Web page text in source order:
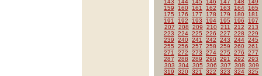
143
144 145 146 147 148
149
159
160 161 162 163 164
165
175
176 177 178 179 180
181
191
192 193 194 195 196
197
207
208 209 210 211 212
213
223
224 225 226 227 228
229
239
240 241 242 243 244 245
255
256 257 258 259 260 261
271
272 273 274 275 276
277
287
288 289 290 291 292
293
303
304 305 306 307 308
309
319
320 321 322 323 324 325